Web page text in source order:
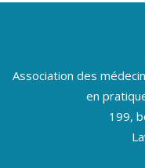
Association des
en
199,